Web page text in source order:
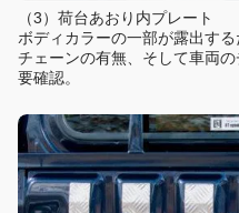
（3）荷台あおり内プレート
ボディカラーの一部が露出す
チェーンの有無、そして車両
要確認。